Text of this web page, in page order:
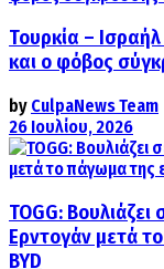
Τουρκία –
και ο φόβος
by CulpaNews Team
26 Ιουλίου, 2026
TOGG:
Ερντογάν μετά
BYD